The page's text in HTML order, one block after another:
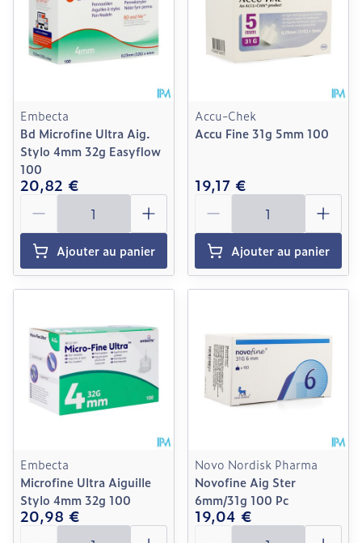
Embecta
Bd Microfine Ultra Aig.
Stylo 4mm 32g Easyflow
100
20,82 €
Quantité
Ajouter au panier
Accu-Chek
Accu Fine 31g 5mm 100
19,17 €
Quantité
Ajouter au panier
Embecta
Microfine Ultra Aiguille
Stylo 4mm 32g 100
20,98 €
Quantité
Novo Nordisk Pharma
Novofine Aig Ster
6mm/31g 100 Pc
19,04 €
Quantité